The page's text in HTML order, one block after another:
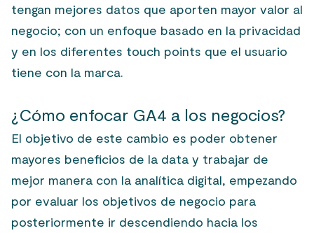
tengan mejores datos que aporten mayor valor al
negocio; con un enfoque basado en la privacidad
y en los diferentes touch points que el usuario
tiene con la marca.
¿Cómo enfocar GA4 a los negocios?
El objetivo de este cambio es poder obtener
mayores beneficios de la data y trabajar de
mejor manera con la analítica digital, empezando
por evaluar los objetivos de negocio para
posteriormente ir descendiendo hacia los